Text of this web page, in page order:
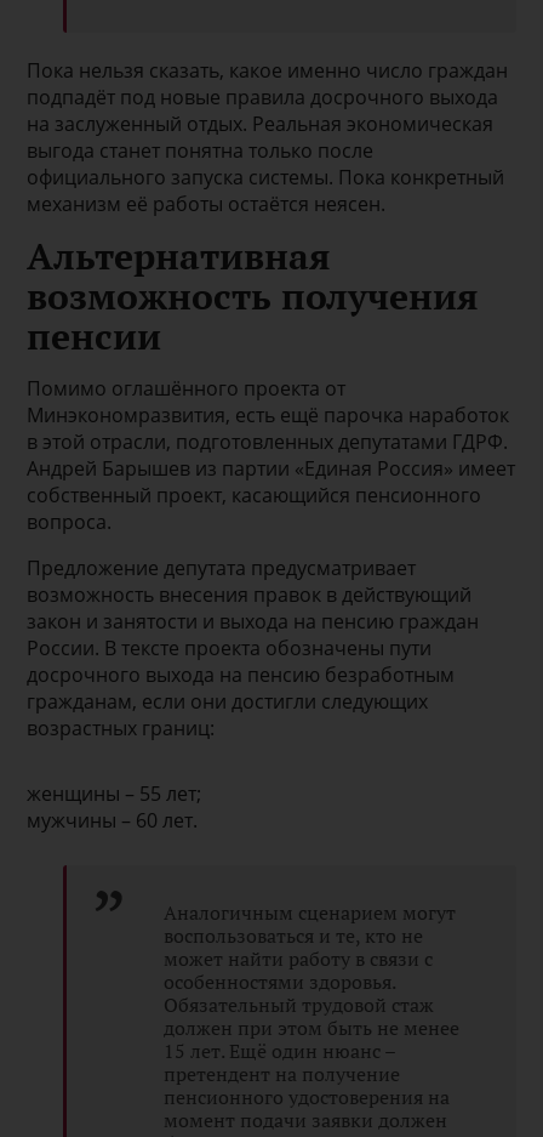
Пока нельзя сказать, какое именно число граждан
подпадёт под новые правила досрочного выхода
на заслуженный отдых. Реальная экономическая
выгода станет понятна только после
официального запуска системы. Пока конкретный
механизм её работы остаётся неясен.
Альтернативная
возможность получения
пенсии
Помимо оглашённого проекта от
Минэкономразвития, есть ещё парочка наработок
в этой отрасли, подготовленных депутатами ГДРФ.
Андрей Барышев из партии «Единая Россия» имеет
собственный проект, касающийся пенсионного
вопроса.
Предложение депутата предусматривает
возможность внесения правок в действующий
закон и занятости и выхода на пенсию граждан
России. В тексте проекта обозначены пути
досрочного выхода на пенсию безработным
гражданам, если они достигли следующих
возрастных границ:
женщины – 55 лет;
мужчины – 60 лет.
Аналогичным сценарием могут
воспользоваться и те, кто не
может найти работу в связи с
особенностями здоровья.
Обязательный трудовой стаж
должен при этом быть не менее
15 лет. Ещё один нюанс –
претендент на получение
пенсионного удостоверения на
момент подачи заявки должен